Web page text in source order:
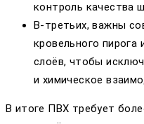
контроль качества
В‑третьих, важны
кровельного пирога
слоёв, чтобы
и химическое
В итоге ПВХ требует